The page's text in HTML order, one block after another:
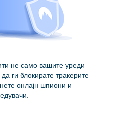
не само вашите уреди
ги блокирате тракерите
онлајн шпиони и